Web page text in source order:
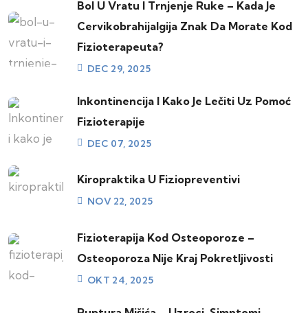
Bol U Vratu I Trnjenje Ruke – Kada Je
Cervikobrahijalgija Znak Da Morate Kod
Fizioterapeuta?
DEC 29, 2025
Inkontinencija I Kako Je Lečiti Uz Pomoć
Fizioterapije
DEC 07, 2025
Kiropraktika U Fiziopreventivi
NOV 22, 2025
Fizioterapija Kod Osteoporoze –
Osteoporoza Nije Kraj Pokretljivosti
OKT 24, 2025